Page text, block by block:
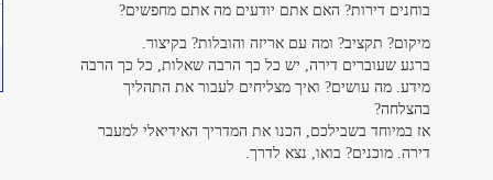
בוחנים דירות? האם אתם יודעים מה אתם מחפשים?
מיקום? תקציב? ומה עם אריזה והובלות? בקיצור.
ברגע שעוברים דירה, יש כל כך הרבה שאלות, כל כך הרבה
מידע. מה עושים? ואיך מצליחים לעבור את התהליך
בהצלחה?
אז במיוחד בשבילכם, הכנו את המדריך האידיאלי למעבר
דירה. מוכנים? בואו, נצא לדרך.